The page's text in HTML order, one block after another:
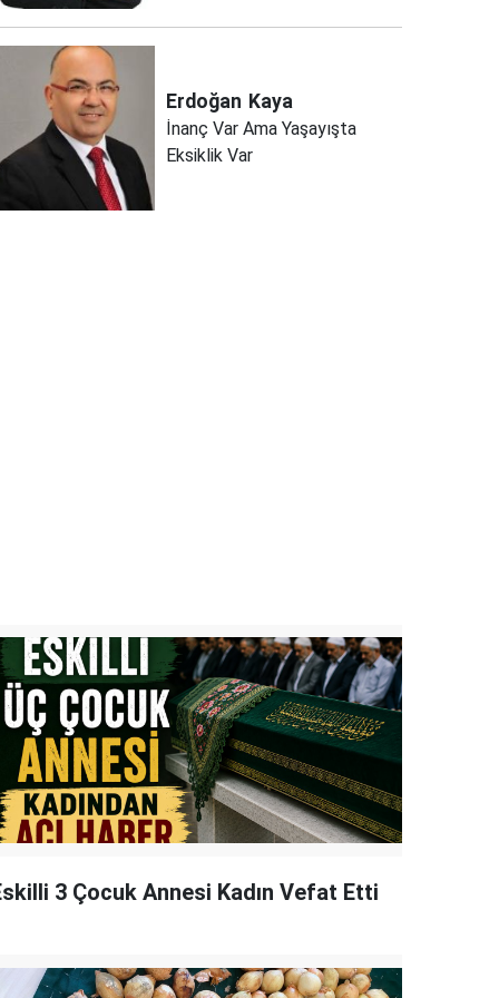
Erdoğan Kaya
İnanç Var Ama Yaşayışta
Eksiklik Var
3 Çocuk Annesi Kadın Vefat Etti